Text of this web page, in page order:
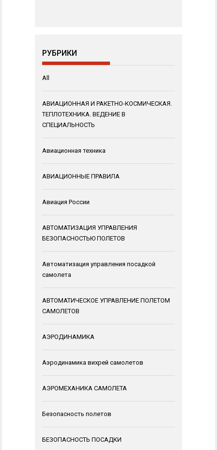
РУБРИКИ
All
АВИАЦИОННАЯ И РАКЕТНО-КОСМИЧЕСКАЯ.
ТЕПЛОТЕХНИКА. ВЕДЕНИЕ В
СПЕЦИАЛЬНОСТЬ
Авиационная техника
АВИАЦИОННЫЕ ПРАВИЛА
Авиация России
АВТОМАТИЗАЦИЯ УПРАВЛЕНИЯ
БЕЗОПАСНОСТЬЮ ПОЛЕТОВ
Автоматизация управления посадкой
самолета
АВТОМАТИЧЕСКОЕ УПРАВЛЕНИЕ ПОЛЕТОМ
САМОЛЕТОВ
АЭРОДИНАМИКА
Аэродинамика вихрей самолетов
АЭРОМЕХАНИКА САМОЛЕТА
Безопасность полетов
БЕЗОПАСНОСТЬ ПОСАДКИ